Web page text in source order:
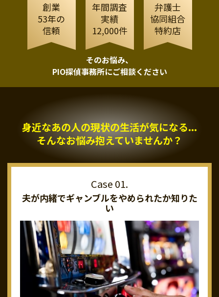
創業
53年の
信頼
年間調査
実績
12,000件
弁護士
協同組合
特約店
そのお悩み、
PIO探偵事務所にご相談ください
身近なあの人の現状の生活が気になる...
そんなお悩み抱えていませんか？
夫が内緒でギャンブルをやめられたか知りた
い